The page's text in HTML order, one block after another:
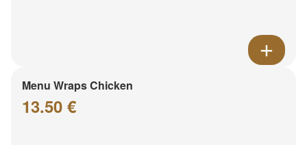
Menu Wraps Chicken
13.50 €